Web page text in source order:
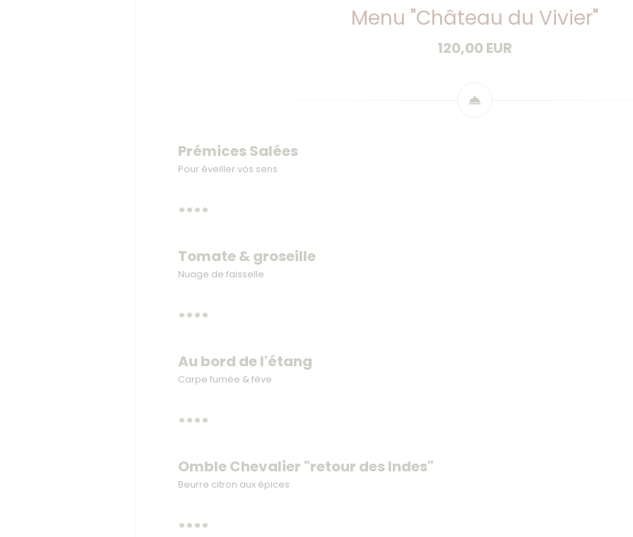
Menu "Château du Vivier"
120,00 EUR
Prémices Salées
Pour éveiller vos sens
****
Tomate & groseille
Nuage de faisselle
****
Au bord de l'étang
Carpe fumée & fève
****
Omble Chevalier "retour des Indes"
Beurre citron aux épices
****